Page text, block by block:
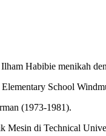
Habibie menikah
School
(1973-1981).
di Technical